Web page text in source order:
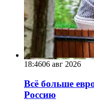
18:4606 авг 2026
Всё больше
Россию